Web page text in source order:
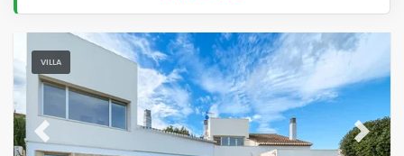
VILLA
Previous Next